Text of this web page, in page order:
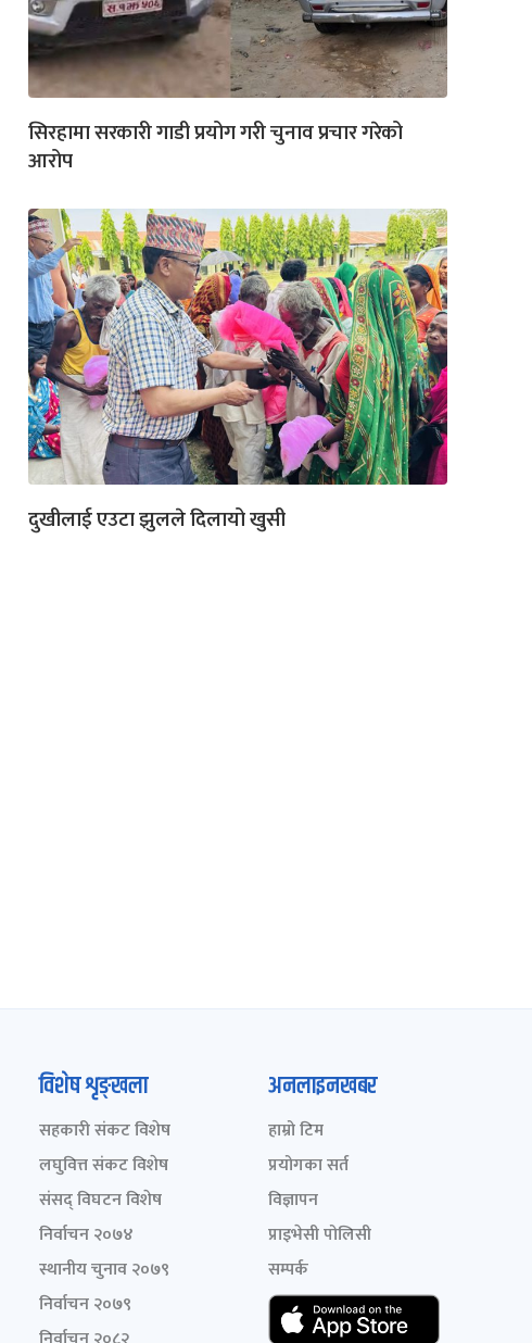
सिरहामा सरकारी गाडी प्रयोग गरी चुनाव प्रचार गरेको
आरोप
दुखीलाई एउटा झुलले दिलायो खुसी
विशेष शृङ्खला
सहकारी संकट विशेष
लघुवित्त संकट विशेष
संसद् विघटन विशेष
निर्वाचन २०७४
स्थानीय चुनाव २०७९
निर्वाचन २०७९
अनलाइनखबर
हाम्रो टिम
प्रयोगका सर्त
विज्ञापन
प्राइभेसी पोलिसी
सम्पर्क